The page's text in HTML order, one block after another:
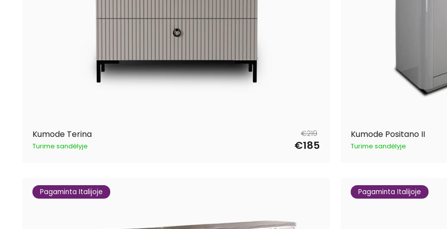
Kumode Terina
Turime sandėlyje
Parastā€219
Pārdošanas
€185
Kumode Positano II
Turime sandėlyje
Pagaminta Italijoje Pagaminta Italijoje